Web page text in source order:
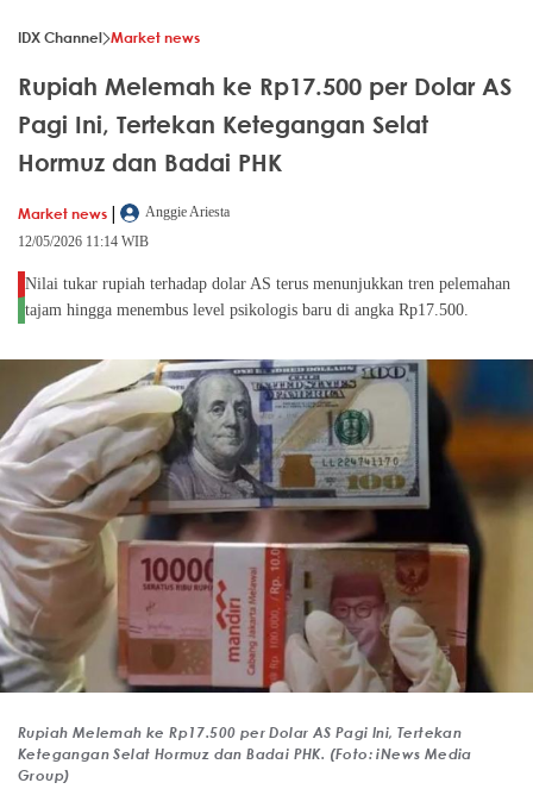
IDX Channel Market news
Rupiah Melemah ke Rp17.500 per Dolar AS
Pagi Ini, Tertekan Ketegangan Selat
Hormuz dan Badai PHK
Market news |
Anggie Ariesta
12/05/2026 11:14 WIB
Nilai tukar rupiah terhadap dolar AS terus menunjukkan tren pelemahan
tajam hingga menembus level psikologis baru di angka Rp17.500.
Rupiah Melemah ke Rp17.500 per Dolar AS Pagi Ini, Tertekan
Ketegangan Selat Hormuz dan Badai PHK. (Foto: iNews Media
Group)